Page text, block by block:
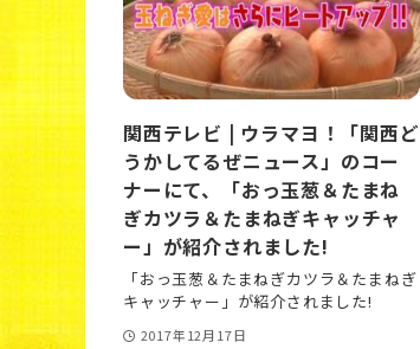
関西テレビ | ウラマヨ！「関西ど
うかしてるぜニュース」のコー
ナーにて、「おっ玉葱＆たまね
ぎカツラ＆たまねぎキャッチャ
ー」が紹介されました!
「おっ玉葱＆たまねぎカツラ＆たまねぎ
キャッチャー」が紹介されました!
2017年12月17日